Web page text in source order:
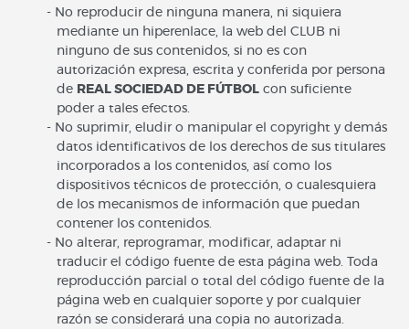
No reproducir de ninguna manera, ni siquiera
mediante un hiperenlace, la web del CLUB ni
ninguno de sus contenidos, si no es con
autorización expresa, escrita y conferida por persona
de REAL SOCIEDAD DE FÚTBOL con suficiente
poder a tales efectos.
No suprimir, eludir o manipular el copyright y demás
datos identificativos de los derechos de sus titulares
incorporados a los contenidos, así como los
dispositivos técnicos de protección, o cualesquiera
de los mecanismos de información que puedan
contener los contenidos.
No alterar, reprogramar, modificar, adaptar ni
traducir el código fuente de esta página web. Toda
reproducción parcial o total del código fuente de la
página web en cualquier soporte y por cualquier
razón se considerará una copia no autorizada.